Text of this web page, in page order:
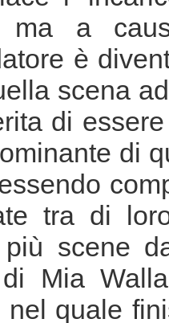
ma a
è
scena
di
di
tra di
scene
Mia
quale